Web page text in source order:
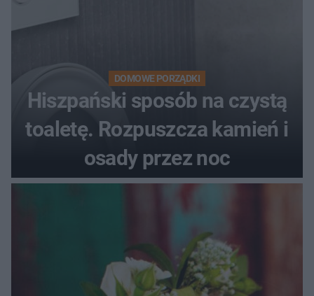
DOMOWE PORZĄDKI
Hiszpański sposób na czystą
toaletę. Rozpuszcza kamień i
osady przez noc